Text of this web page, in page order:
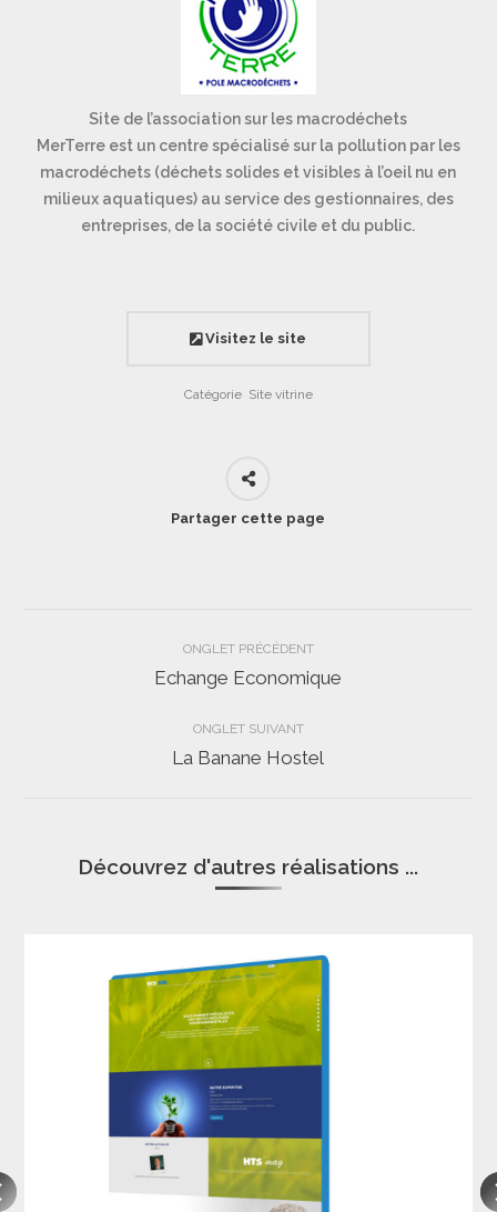
Site de l’association sur les macrodéchets
MerTerre est un centre spécialisé sur la pollution par les
macrodéchets (déchets solides et visibles à l’oeil nu en
milieux aquatiques) au service des gestionnaires, des
entreprises, de la société civile et du public.
Visitez le site
Catégorie Site vitrine
Partager cette page
Navigation
commentaire
ONGLET PRÉCÉDENT
Onglet
Echange Economique
ONGLET SUIVANT
Projets
La Banane Hostel
Découvrez d'autres réalisations ...